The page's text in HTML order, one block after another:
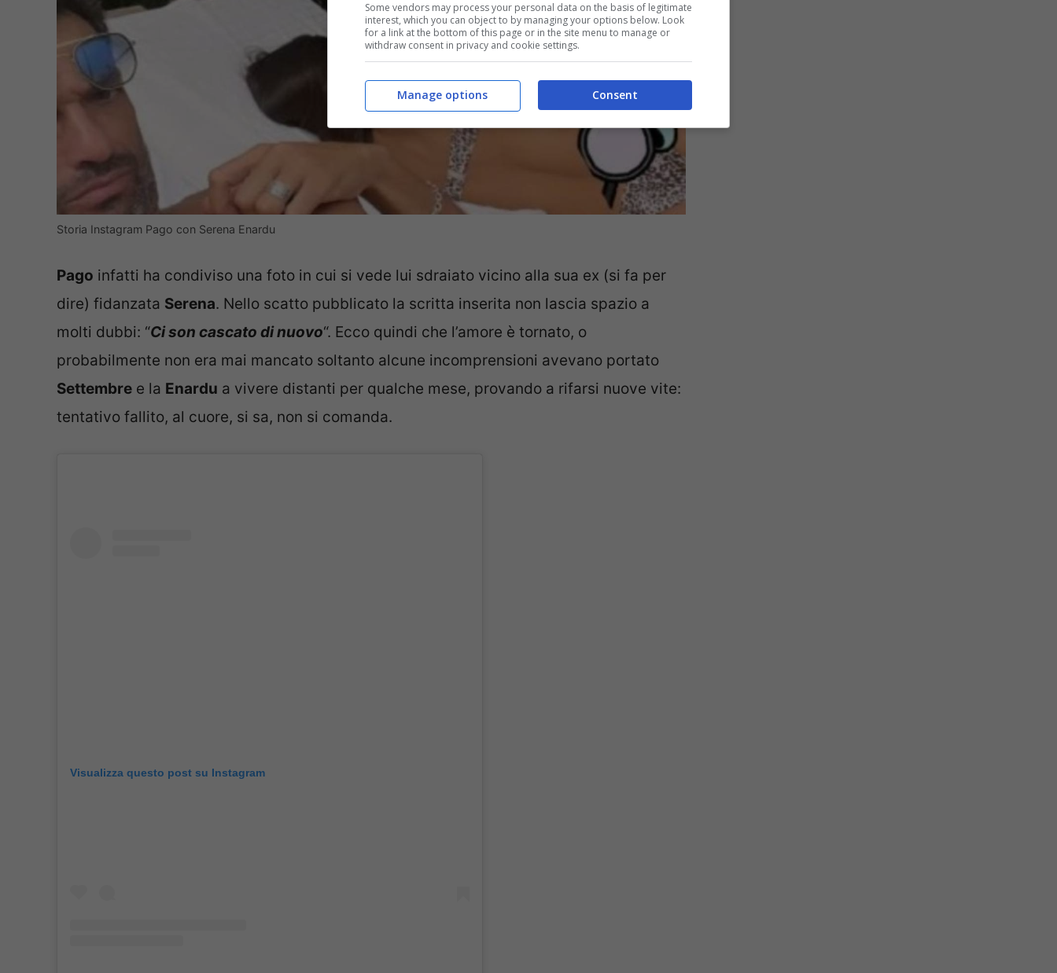
Storia Instagram Pago con Serena Enardu
Pago infatti ha condiviso una foto in cui si vede lui sdraiato vicino alla sua ex (si fa per
dire) fidanzata Serena. Nello scatto pubblicato la scritta inserita non lascia spazio a
molti dubbi: “Ci son cascato di nuovo“. Ecco quindi che l’amore è tornato, o
probabilmente non era mai mancato soltanto alcune incomprensioni avevano portato
Settembre e la Enardu a vivere distanti per qualche mese, provando a rifarsi nuove vite:
tentativo fallito, al cuore, si sa, non si comanda.
Visualizza questo post su Instagram
Some vendors may process your personal data on the basis of legitimate
interest, which you can object to by managing your options below. Look
for a link at the bottom of this page or in the site menu to manage or
withdraw consent in privacy and cookie settings.
Consent
Manage options